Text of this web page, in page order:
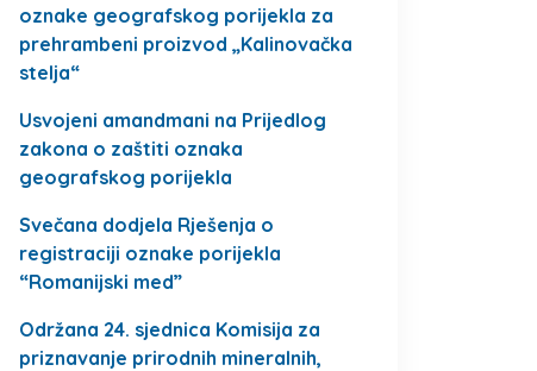
oznake geografskog porijekla za
prehrambeni proizvod „Kalinovačka
stelja“
Usvojeni amandmani na Prijedlog
zakona o zaštiti oznaka
geografskog porijekla
Svečana dodjela Rješenja o
registraciji oznake porijekla
“Romanijski med”
Održana 24. sjednica Komisija za
priznavanje prirodnih mineralnih,